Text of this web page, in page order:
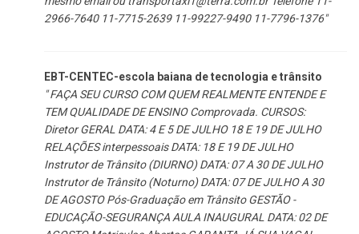
2966-7640 11-7715-2639 11-99227-9490 11-7796-1376"
EBT-CENTEC-escola baiana de tecnologia e trânsito
" FAÇA SEU CURSO COM QUEM REALMENTE ENTENDE E
TEM QUALIDADE DE ENSINO Comprovada. CURSOS:
Diretor GERAL DATA: 4 E 5 DE JULHO 18 E 19 DE JULHO
RELAÇÕES interpessoais DATA: 18 E 19 DE JULHO
Instrutor de Trânsito (DIURNO) DATA: 07 A 30 DE JULHO
Instrutor de Trânsito (Noturno) DATA: 07 DE JULHO A 30
DE AGOSTO Pós-Graduação em Trânsito GESTÃO -
EDUCAÇÃO-SEGURANÇA AULA INAUGURAL DATA: 02 DE